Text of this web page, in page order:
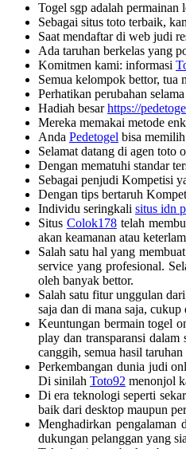
Togel sgp adalah permainan
Sebagai situs toto terbaik,
Saat mendaftar di web judi
Ada taruhan berkelas yang
Komitmen kami: informasi
Semua kelompok bettor, tua
Perhatikan perubahan selama
Hadiah besarhttps://
Mereka memakai metode
Anda Pedetogel bisa
Selamat datang di agen toto
Dengan mematuhi standar
Sebagai penjudi Kompetisi
Dengan tips bertaruh
Individu seringkali situs idn
Situs Colok178telah
akan keamanan atau
Salah satu hal yang membuat
service yang profesional.
oleh banyak bettor.
Salah satu fitur unggulan
saja dan di mana saja,
Keuntungan bermain togel
play dan transparansi
canggih, semua hasil
Perkembangan dunia judi
Di sinilah Toto92 menonjol
Di era teknologi seperti
baik dari desktop maupun
Menghadirkan pengalaman
dukungan pelanggan yang